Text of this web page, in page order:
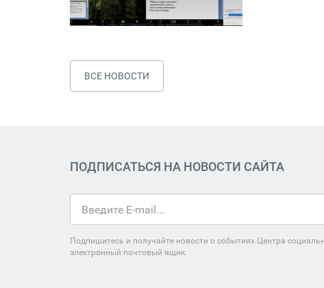
ВСЕ НОВОСТИ
ПОДПИСАТЬСЯ НА НОВОСТИ САЙТА
Подпишитесь и получайте новости о событиях Центра
электронный почтовый ящик.